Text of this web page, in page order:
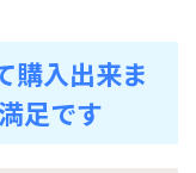
購入出来ま
足です